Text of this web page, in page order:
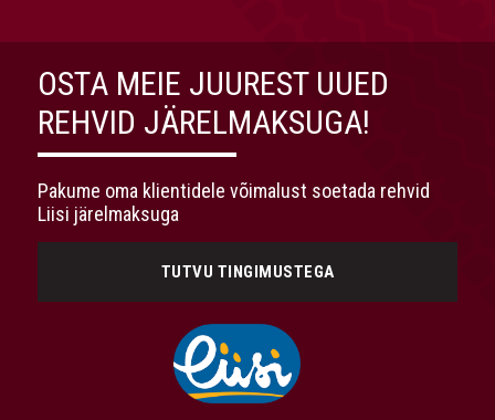
OSTA MEIE JUUREST UUED
REHVID JÄRELMAKSUGA!
Pakume oma klientidele võimalust soetada rehvid
Liisi järelmaksuga
TUTVU TINGIMUSTEGA